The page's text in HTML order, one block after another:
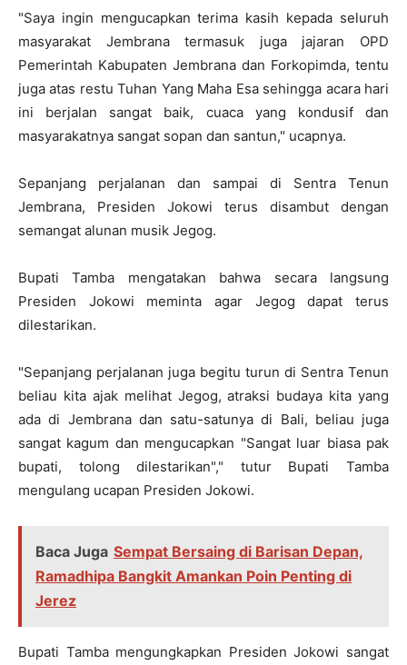
"Saya ingin mengucapkan terima kasih kepada seluruh
masyarakat Jembrana termasuk juga jajaran OPD
Pemerintah Kabupaten Jembrana dan Forkopimda, tentu
juga atas restu Tuhan Yang Maha Esa sehingga acara hari
ini berjalan sangat baik, cuaca yang kondusif dan
masyarakatnya sangat sopan dan santun," ucapnya.
Sepanjang perjalanan dan sampai di Sentra Tenun
Jembrana, Presiden Jokowi terus disambut dengan
semangat alunan musik Jegog.
Bupati Tamba mengatakan bahwa secara langsung
Presiden Jokowi meminta agar Jegog dapat terus
dilestarikan.
"Sepanjang perjalanan juga begitu turun di Sentra Tenun
beliau kita ajak melihat Jegog, atraksi budaya kita yang
ada di Jembrana dan satu-satunya di Bali, beliau juga
sangat kagum dan mengucapkan "Sangat luar biasa pak
bupati, tolong dilestarikan"," tutur Bupati Tamba
mengulang ucapan Presiden Jokowi.
Baca Juga Sempat Bersaing di Barisan Depan,
Ramadhipa Bangkit Amankan Poin Penting di
Jerez
Bupati Tamba mengungkapkan Presiden Jokowi sangat